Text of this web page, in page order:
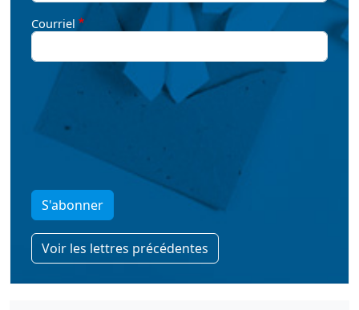
Courriel
S'abonner
Voir les lettres précédentes